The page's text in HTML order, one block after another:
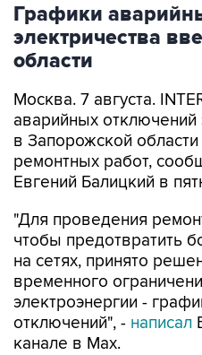
Графики
электричества
области
Москва. 7 августа.
аварийных отключений
в Запорожской
ремонтных работ,
Евгений Балицкий в
"Для проведения
чтобы предотвратить
на сетях, принято
временного
электроэнергии -
отключений", - написал
канале в Max.